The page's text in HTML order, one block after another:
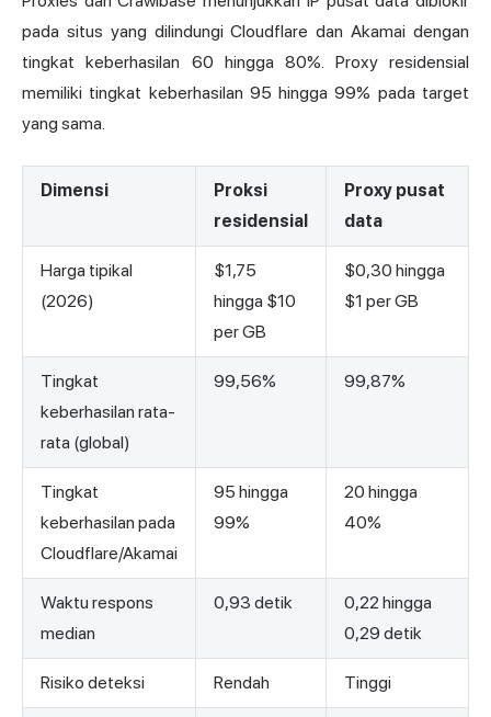
pada situs yang dilindungi Cloudflare dan Akamai dengan
tingkat keberhasilan 60 hingga 80%. Proxy residensial
memiliki tingkat keberhasilan 95 hingga 99% pada target
yang sama.
Dimensi
Proksi
residensial
Proxy pusat
data
Harga tipikal
(2026)
$1,75
hingga $10
per GB
$0,30 hingga
$1 per GB
Tingkat
keberhasilan rata-
rata (global)
99,56% 99,87%
Tingkat
keberhasilan pada
Cloudflare/Akamai
95 hingga
99%
20 hingga
40%
Waktu respons
median
0,93 detik
0,22 hingga
0,29 detik
Risiko deteksi Rendah Tinggi